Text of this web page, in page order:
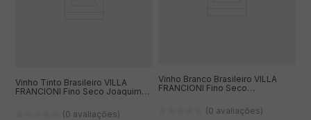
Vinho Tinto Brasileiro VILLA
FRANCIONI Fino Seco Joaquim
(0 avaliações)
Vinho Branco Brasileiro VILLA
FRANCIONI Fino Seco
(0 avaliações)